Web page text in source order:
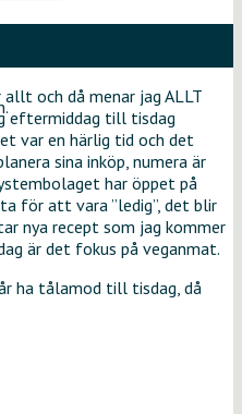
och då menar jag ALLT
eftermiddag till tisdag
var en härlig tid och det
sina inköp, numera är
har öppet på
för att vara ”ledig”, det blir
nya recept som jag kommer
är det fokus på veganmat.
ha tålamod till tisdag, då